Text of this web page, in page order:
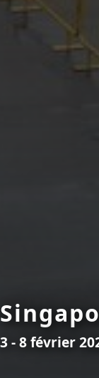
3 - 8 février